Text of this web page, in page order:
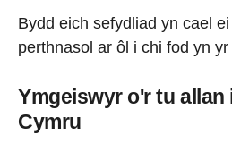
Bydd eich sefydliad yn cael
perthnasol ar ôl i chi fod yn
Ymgeiswyr o'r tu allan
Cymru